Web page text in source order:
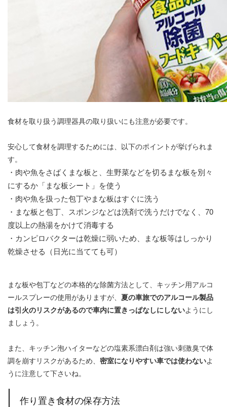
食材を取り扱う調理器具の取り扱いにも注意が必要です。
安心して食材を調理するためには、以下のポイントが挙げられま
す。
・肉や魚をさばくまな板と、生野菜などを切るまな板を別々
にするか「まな板シート」を使う
・肉や魚を扱った包丁やまな板はすぐに洗う
・まな板と包丁、スポンジなどは洗剤で洗うだけでなく、70
度以上の熱湯をかけて消毒する
・カンピロバクターは乾燥に弱いため、まな板等はしっかり
乾燥させる（日光に当てても可）
まな板や包丁などの本格的な除菌方法として、キッチン用アルコ
ールスプレーの使用がありますが、 夏の車旅でのアルコール製品
は引火のリスクがあるので車内に置きっぱなしにしないようにし
ましょう。
また、キッチン泡ハイターなどの塩素系漂白剤は強い刺激臭で体
調を崩すリスクがあるため、 密室になりやすい車では使わないよ
うに注意して下さいね。
作り置き食材の保存方法